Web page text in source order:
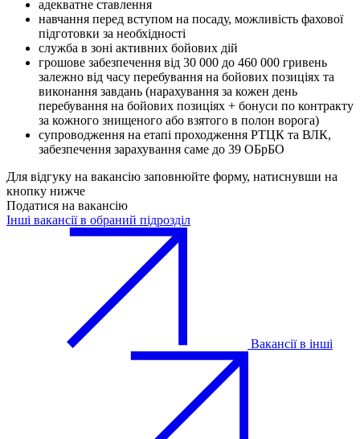
адекватне ставлення
навчання перед вступом на посаду, можливість фахової
підготовки за необхідності
служба в зоні активних бойових дій
грошове забезпечення від 30 000 до 460 000 гривень
залежно від часу перебування на бойових позиціях та
виконання завдань (нарахування за кожен день
перебування на бойових позиціях + бонуси по контракту
за кожного знищеного або взятого в полон ворога)
супроводження на етапі проходження РТЦК та ВЛК,
забезпечення зарахування саме до 39 ОБрБО
Для відгуку на вакансію заповнюйте форму, натиснувши на
кнопку нижче
Податися на вакансію
Інші вакансії в обраний підрозділ
Вакансії в інші